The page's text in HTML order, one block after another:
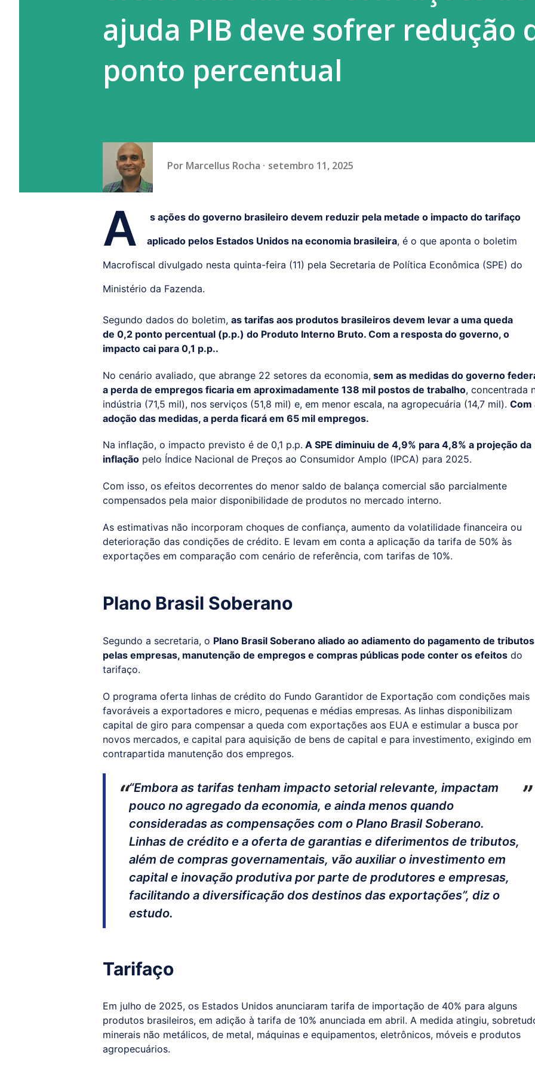
ajuda PIB deve sofrer redução
ponto percentual
Por Marcellus Rocha setembro 11, 2025
A
s ações do governo brasileiro devem reduzir pela metade o impacto do tarifaço
aplicado pelos Estados Unidos na economia brasileira, é o que aponta o boletim
Macrofiscal divulgado nesta quinta-feira (11) pela Secretaria de Política Econômica (SPE) do
Ministério da Fazenda.
Segundo dados do boletim, as tarifas aos produtos brasileiros devem levar a uma queda
de 0,2 ponto percentual (p.p.) do Produto Interno Bruto. Com a resposta do governo, o
impacto cai para 0,1 p.p..
No cenário avaliado, que abrange 22 setores da economia, sem as medidas do governo
a perda de empregos ficaria em aproximadamente 138 mil postos de trabalho, concentrada
indústria (71,5 mil), nos serviços (51,8 mil) e, em menor escala, na agropecuária (14,7 mil). Com
adoção das medidas, a perda ficará em 65 mil empregos.
Na inflação, o impacto previsto é de 0,1 p.p. A SPE diminuiu de 4,9% para 4,8% a projeção da
inflação pelo Índice Nacional de Preços ao Consumidor Amplo (IPCA) para 2025.
Com isso, os efeitos decorrentes do menor saldo de balança comercial são parcialmente
compensados pela maior disponibilidade de produtos no mercado interno.
As estimativas não incorporam choques de confiança, aumento da volatilidade financeira ou
deterioração das condições de crédito. E levam em conta a aplicação da tarifa de 50% às
exportações em comparação com cenário de referência, com tarifas de 10%.
Plano Brasil Soberano
Segundo a secretaria, o Plano Brasil Soberano aliado ao adiamento do pagamento de tributos
pelas empresas, manutenção de empregos e compras públicas pode conter os efeitos do
tarifaço.
O programa oferta linhas de crédito do Fundo Garantidor de Exportação com condições mais
favoráveis a exportadores e micro, pequenas e médias empresas. As linhas disponibilizam
capital de giro para compensar a queda com exportações aos EUA e estimular a busca por
novos mercados, e capital para aquisição de bens de capital e para investimento, exigindo em
contrapartida manutenção dos empregos.
“Embora as tarifas tenham impacto setorial relevante, impactam
pouco no agregado da economia, e ainda menos quando
consideradas as compensações com o Plano Brasil Soberano.
Linhas de crédito e a oferta de garantias e diferimentos de tributos,
além de compras governamentais, vão auxiliar o investimento em
capital e inovação produtiva por parte de produtores e empresas,
facilitando a diversificação dos destinos das exportações”, diz o
estudo.
Tarifaço
Em julho de 2025, os Estados Unidos anunciaram tarifa de importação de 40% para alguns
produtos brasileiros, em adição à tarifa de 10% anunciada em abril. A medida atingiu,
minerais não metálicos, de metal, máquinas e equipamentos, eletrônicos, móveis e produtos
agropecuários.